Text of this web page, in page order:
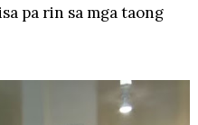
pa rin sa mga taong